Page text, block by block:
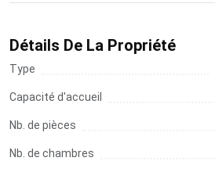
Détails De La Propriété
Type
Capacité d'accueil
Nb. de pièces
Nb. de chambres